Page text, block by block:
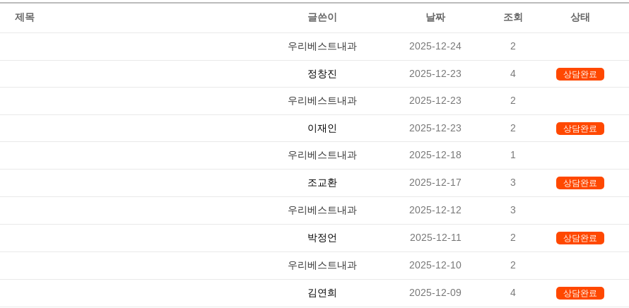
제목 글쓴이 날짜 조회 상태
우리베스트내과 2025-12-24 2
정창진 2025-12-23 4 상담완료
우리베스트내과 2025-12-23 2
이재인 2025-12-23 2 상담완료
우리베스트내과 2025-12-18 1
조교환 2025-12-17 3 상담완료
우리베스트내과 2025-12-12 3
박정언 2025-12-11 2 상담완료
우리베스트내과 2025-12-10 2
김연희 2025-12-09 4 상담완료